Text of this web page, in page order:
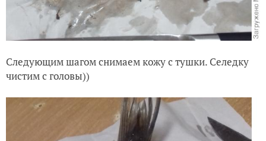
Следующим шагом снимаем кожу с тушки. Селедку
чистим с головы))